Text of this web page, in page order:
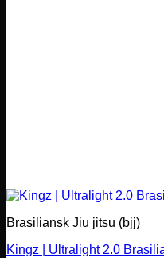
Brasiliansk Jiu jitsu (bjj)
Kingz | Ultralight 2.0